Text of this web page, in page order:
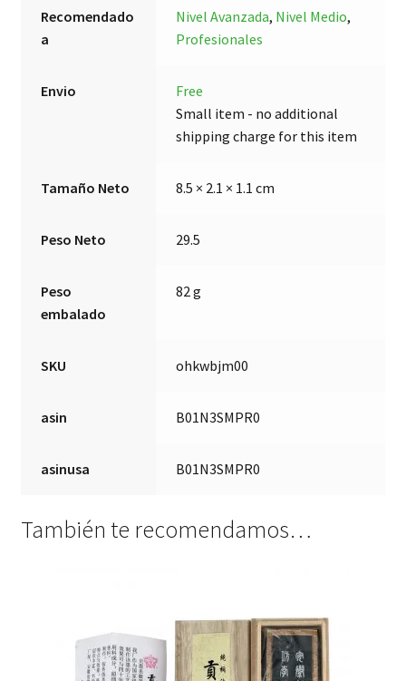
Recomendado
a
Nivel Avanzada, Nivel Medio,
Profesionales
Envio
Free
Small item - no additional
shipping charge for this item
Tamaño Neto 8.5 × 2.1 × 1.1 cm
Peso Neto 29.5
Peso
embalado
82 g
SKU ohkwbjm00
asin B01N3SMPR0
asinusa B01N3SMPR0
También te recomendamos…